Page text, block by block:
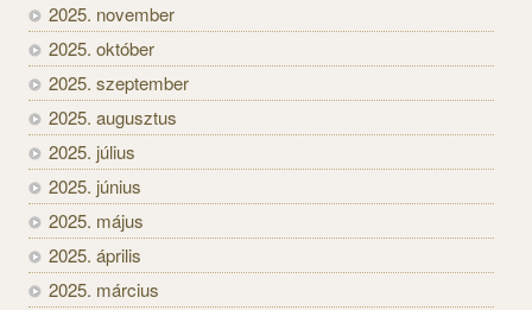
2025. november
2025. október
2025. szeptember
2025. augusztus
2025. július
2025. június
2025. május
2025. április
2025. március